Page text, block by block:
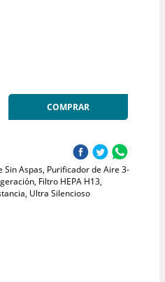
COMPRAR
Sin Aspas, Purificador de Aire 3-
Filtro HEPA H13,
Ultra Silencioso